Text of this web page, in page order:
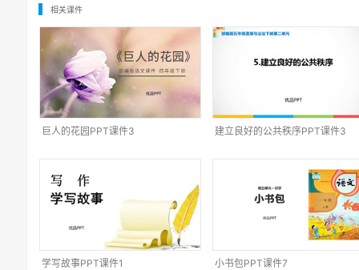
相关课件
巨人的花园PPT课件3 建立良好的公共秩序PPT课件3
学写故事PPT课件1 小书包PPT课件7